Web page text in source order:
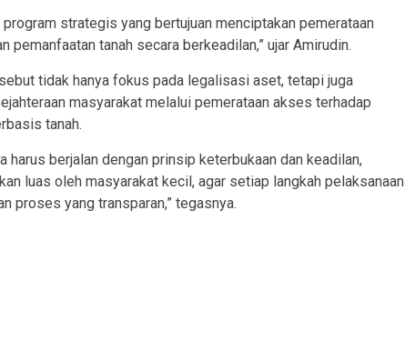
program strategis yang bertujuan menciptakan pemerataan
pemanfaatan tanah secara berkeadilan,” ujar Amirudin.
tidak hanya fokus pada legalisasi aset, tetapi juga
masyarakat melalui pemerataan akses terhadap
tanah.
harus berjalan dengan prinsip keterbukaan dan keadilan,
luas oleh masyarakat kecil, agar setiap langkah pelaksanaan
proses yang transparan,” tegasnya.